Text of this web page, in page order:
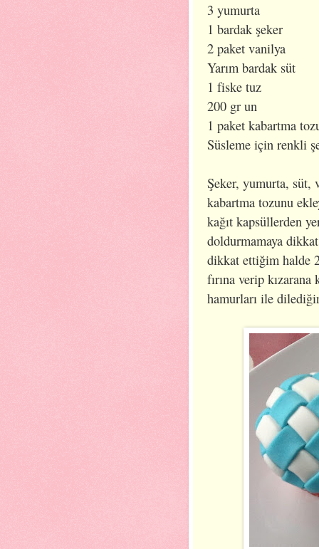
3 yumurta
1 bardak şeker
2 paket vanilya
Yarım bardak süt
1 fiske tuz
200 gr un
1 paket kabartma
Süsleme için renkli
Şeker, yumurta, süt,
kabartma tozunu
kağıt kapsüllerden
doldurmamaya
dikkat ettiğim halde
fırına verip
hamurları ile